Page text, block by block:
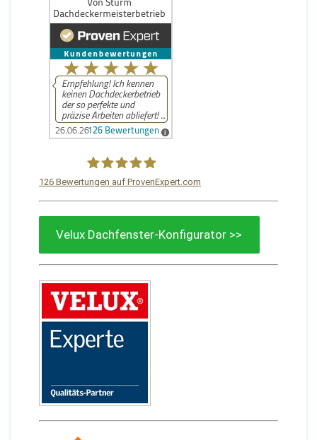
Von Sturm Dachdeckermeisterbetrieb
126 Bewertungen auf ProvenExpert.com
Velux Dachfenster-Konfigurator >>